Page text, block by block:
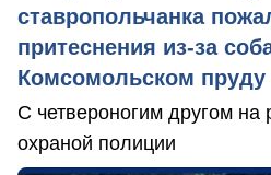
ставропольчанка
притеснения из-за
Комсомольском пруду
С четвероногим другом
охраной полиции